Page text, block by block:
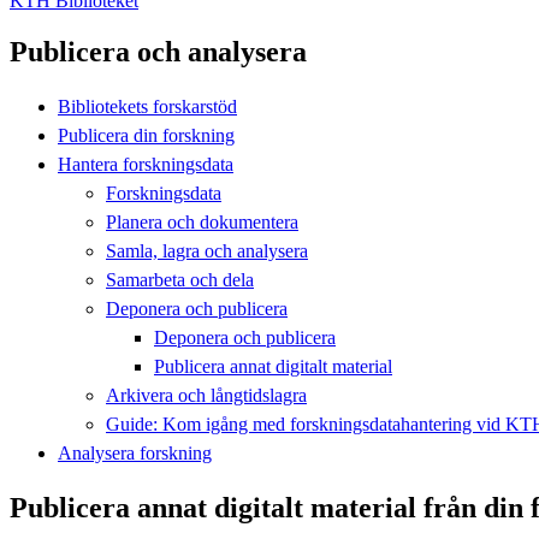
Publicera och analysera
Bibliotekets forskarstöd
Publicera din forskning
Hantera forskningsdata
Forskningsdata
Planera och dokumentera
Samla, lagra och analysera
Samarbeta och dela
Deponera och publicera
Deponera och publicera
Publicera annat digitalt material
Arkivera och långtidslagra
Guide: Kom igång med forskningsdatahantering vid
Analysera forskning
Publicera annat digitalt material från din